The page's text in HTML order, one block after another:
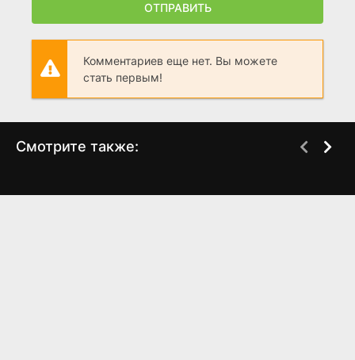
ОТПРАВИТЬ
Комментариев еще нет. Вы можете
стать первым!
Смотрите также: